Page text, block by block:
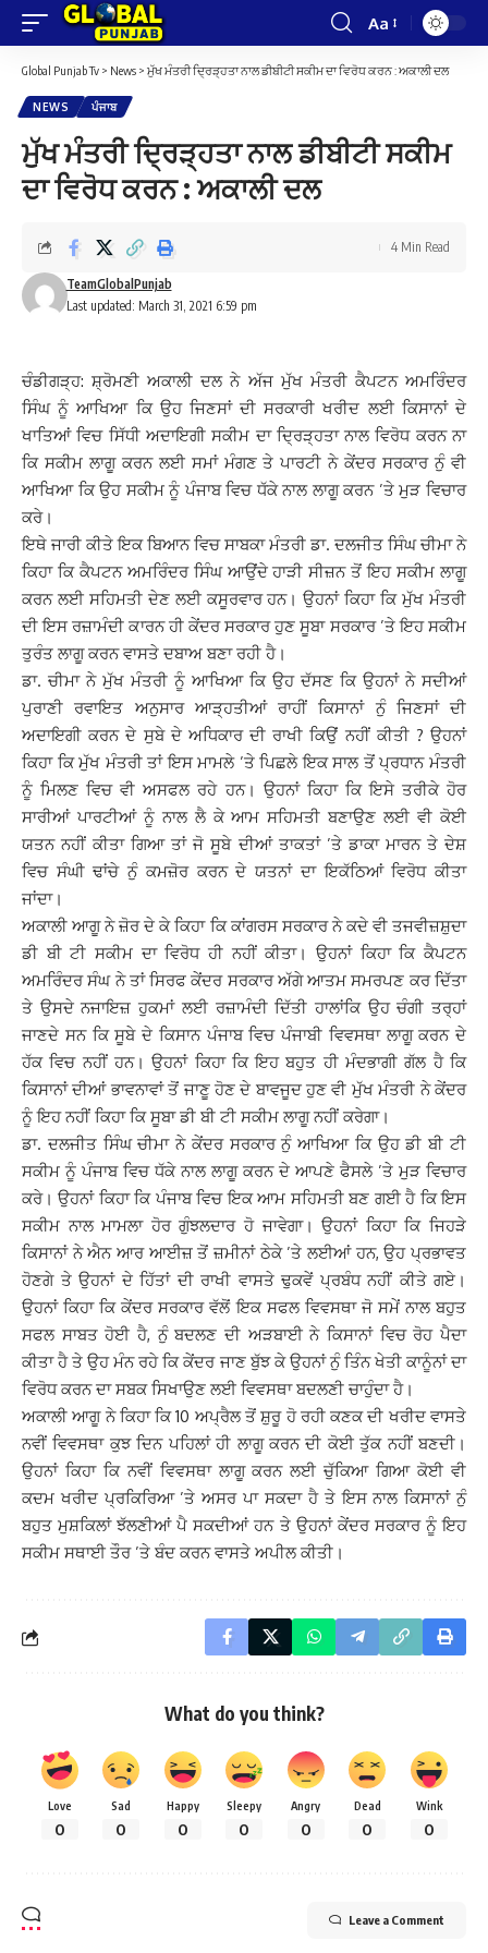
Font
Aa
Global Punjab Tv > News > ਮੁੱਖ ਮੰਤਰੀ ਦ੍ਰਿੜ੍ਹਤਾ ਨਾਲ ਡੀਬੀਟੀ ਸਕੀਮ ਦਾ ਵਿਰੋਧ ਕਰਨ : ਅਕਾਲੀ ਦਲ
NEWS ਪੰਜਾਬ
ਮੁੱਖ ਮੰਤਰੀ ਦ੍ਰਿੜ੍ਹਤਾ ਨਾਲ ਡੀਬੀਟੀ ਸਕੀਮ
ਦਾ ਵਿਰੋਧ ਕਰਨ : ਅਕਾਲੀ ਦਲ
Last updated: March 31, 2021 6:59 pm
TeamGlobalPunjab
4 Min Read
ਚੰਡੀਗੜ੍ਹ: ਸ਼੍ਰੋਮਣੀ ਅਕਾਲੀ ਦਲ ਨੇ ਅੱਜ ਮੁੱਖ ਮੰਤਰੀ ਕੈਪਟਨ ਅਮਰਿੰਦਰ
ਸਿੰਘ ਨੂੰ ਆਖਿਆ ਕਿ ਉਹ ਜਿਣਸਾਂ ਦੀ ਸਰਕਾਰੀ ਖਰੀਦ ਲਈ ਕਿਸਾਨਾਂ ਦੇ
ਖਾਤਿਆਂ ਵਿਚ ਸਿੱਧੀ ਅਦਾਇਗੀ ਸਕੀਮ ਦਾ ਦ੍ਰਿੜ੍ਹਤਾ ਨਾਲ ਵਿਰੋਧ ਕਰਨ ਨਾ
ਕਿ ਸਕੀਮ ਲਾਗੂ ਕਰਨ ਲਈ ਸਮਾਂ ਮੰਗਣ ਤੇ ਪਾਰਟੀ ਨੇ ਕੇਂਦਰ ਸਰਕਾਰ ਨੁੰ ਵੀ
ਆਖਿਆ ਕਿ ਉਹ ਸਕੀਮ ਨੂੰ ਪੰਜਾਬ ਵਿਚ ਧੱਕੇ ਨਾਲ ਲਾਗੂ ਕਰਨ ’ਤੇ ਮੁੜ ਵਿਚਾਰ
ਕਰੇ।
ਇਥੇ ਜਾਰੀ ਕੀਤੇ ਇਕ ਬਿਆਨ ਵਿਚ ਸਾਬਕਾ ਮੰਤਰੀ ਡਾ. ਦਲਜੀਤ ਸਿੰਘ ਚੀਮਾ ਨੇ
ਕਿਹਾ ਕਿ ਕੈਪਟਨ ਅਮਰਿੰਦਰ ਸਿੰਘ ਆਉਂਦੇ ਹਾੜੀ ਸੀਜ਼ਨ ਤੋਂ ਇਹ ਸਕੀਮ ਲਾਗੂ
ਕਰਨ ਲਈ ਸਹਿਮਤੀ ਦੇਣ ਲਈ ਕਸੂਰਵਾਰ ਹਨ। ਉਹਨਾਂ ਕਿਹਾ ਕਿ ਮੁੱਖ ਮੰਤਰੀ
ਦੀ ਇਸ ਰਜ਼ਾਮੰਦੀ ਕਾਰਨ ਹੀ ਕੇਂਦਰ ਸਰਕਾਰ ਹੁਣ ਸੂਬਾ ਸਰਕਾਰ ’ਤੇ ਇਹ ਸਕੀਮ
ਤੁਰੰਤ ਲਾਗੂ ਕਰਨ ਵਾਸਤੇ ਦਬਾਅ ਬਣਾ ਰਹੀ ਹੈ।
ਡਾ. ਚੀਮਾ ਨੇ ਮੁੱਖ ਮੰਤਰੀ ਨੂੰ ਆਖਿਆ ਕਿ ਉਹ ਦੱਸਣ ਕਿ ਉਹਨਾਂ ਨੇ ਸਦੀਆਂ
ਪੁਰਾਣੀ ਰਵਾਇਤ ਅਨੁਸਾਰ ਆੜ੍ਹਤੀਆਂ ਰਾਹੀਂ ਕਿਸਾਨਾਂ ਨੁੰ ਜਿਣਸਾਂ ਦੀ
ਅਦਾਇਗੀ ਕਰਨ ਦੇ ਸੁਬੇ ਦੇ ਅਧਿਕਾਰ ਦੀ ਰਾਖੀ ਕਿਉਂ ਨਹੀਂ ਕੀਤੀ ? ਉਹਨਾਂ
ਕਿਹਾ ਕਿ ਮੁੱਖ ਮੰਤਰੀ ਤਾਂ ਇਸ ਮਾਮਲੇ ’ਤੇ ਪਿਛਲੇ ਇਕ ਸਾਲ ਤੋਂ ਪ੍ਰਧਾਨ ਮੰਤਰੀ
ਨੂੰ ਮਿਲਣ ਵਿਚ ਵੀ ਅਸਫਲ ਰਹੇ ਹਨ। ਉਹਨਾਂ ਕਿਹਾ ਕਿ ਇਸੇ ਤਰੀਕੇ ਹੋਰ
ਸਾਰੀਆਂ ਪਾਰਟੀਆਂ ਨੂੰ ਨਾਲ ਲੈ ਕੇ ਆਮ ਸਹਿਮਤੀ ਬਣਾਉਣ ਲਈ ਵੀ ਕੋਈ
ਯਤਨ ਨਹੀਂ ਕੀਤਾ ਗਿਆ ਤਾਂ ਜੋ ਸੂਬੇ ਦੀਆਂ ਤਾਕਤਾਂ ’ਤੇ ਡਾਕਾ ਮਾਰਨ ਤੇ ਦੇਸ਼
ਵਿਚ ਸੰਘੀ ਢਾਂਚੇ ਨੁੰ ਕਮਜ਼ੋਰ ਕਰਨ ਦੇ ਯਤਨਾਂ ਦਾ ਇਕੱਠਿਆਂ ਵਿਰੋਧ ਕੀਤਾ
ਜਾਂਦਾ।
ਅਕਾਲੀ ਆਗੂ ਨੇ ਜ਼ੋਰ ਦੇ ਕੇ ਕਿਹਾ ਕਿ ਕਾਂਗਰਸ ਸਰਕਾਰ ਨੇ ਕਦੇ ਵੀ ਤਜਵੀਜ਼ਸ਼ੁਦਾ
ਡੀ ਬੀ ਟੀ ਸਕੀਮ ਦਾ ਵਿਰੋਧ ਹੀ ਨਹੀਂ ਕੀਤਾ। ਉਹਨਾਂ ਕਿਹਾ ਕਿ ਕੈਪਟਨ
ਅਮਰਿੰਦਰ ਸੰਘ ਨੇ ਤਾਂ ਸਿਰਫ ਕੇਂਦਰ ਸਰਕਾਰ ਅੱਗੇ ਆਤਮ ਸਮਰਪਣ ਕਰ ਦਿੱਤਾ
ਤੇ ਉਸਦੇ ਨਜਾਇਜ਼ ਹੁਕਮਾਂ ਲਈ ਰਜ਼ਾਮੰਦੀ ਦਿੱਤੀ ਹਾਲਾਂਕਿ ਉਹ ਚੰਗੀ ਤਰ੍ਹਾਂ
ਜਾਣਦੇ ਸਨ ਕਿ ਸੂਬੇ ਦੇ ਕਿਸਾਨ ਪੰਜਾਬ ਵਿਚ ਪੰਜਾਬੀ ਵਿਵਸਥਾ ਲਾਗੂ ਕਰਨ ਦੇ
ਹੱਕ ਵਿਚ ਨਹੀਂ ਹਨ। ਉਹਨਾਂ ਕਿਹਾ ਕਿ ਇਹ ਬਹੁਤ ਹੀ ਮੰਦਭਾਗੀ ਗੱਲ ਹੈ ਕਿ
ਕਿਸਾਨਾਂ ਦੀਆਂ ਭਾਵਨਾਵਾਂ ਤੋਂ ਜਾਣੂ ਹੋਣ ਦੇ ਬਾਵਜੂਦ ਹੁਣ ਵੀ ਮੁੱਖ ਮੰਤਰੀ ਨੇ ਕੇਂਦਰ
ਨੂੰ ਇਹ ਨਹੀਂ ਕਿਹਾ ਕਿ ਸੂਬਾ ਡੀ ਬੀ ਟੀ ਸਕੀਮ ਲਾਗੂ ਨਹੀਂ ਕਰੇਗਾ।
ਡਾ. ਦਲਜੀਤ ਸਿੰਘ ਚੀਮਾ ਨੇ ਕੇਂਦਰ ਸਰਕਾਰ ਨੁੰ ਆਖਿਆ ਕਿ ਉਹ ਡੀ ਬੀ ਟੀ
ਸਕੀਮ ਨੂੰ ਪੰਜਾਬ ਵਿਚ ਧੱਕੇ ਨਾਲ ਲਾਗੂ ਕਰਨ ਦੇ ਆਪਣੇ ਫੈਸਲੇ ’ਤੇ ਮੁੜ ਵਿਚਾਰ
ਕਰੇ। ਉਹਨਾਂ ਕਿਹਾ ਕਿ ਪੰਜਾਬ ਵਿਚ ਇਕ ਆਮ ਸਹਿਮਤੀ ਬਣ ਗਈ ਹੈ ਕਿ ਇਸ
ਸਕੀਮ ਨਾਲ ਮਾਮਲਾ ਹੋਰ ਗੁੰਝਲਦਾਰ ਹੋ ਜਾਵੇਗਾ। ਉਹਨਾਂ ਕਿਹਾ ਕਿ ਜਿਹੜੇ
ਕਿਸਾਨਾਂ ਨੇ ਐਨ ਆਰ ਆਈਜ਼ ਤੋਂ ਜ਼ਮੀਨਾਂ ਠੇਕੇ ’ਤੇ ਲਈਆਂ ਹਨ, ਉਹ ਪ੍ਰਭਾਵਤ
ਹੋਣਗੇ ਤੇ ਉਹਨਾਂ ਦੇ ਹਿੱਤਾਂ ਦੀ ਰਾਖੀ ਵਾਸਤੇ ਢੁਕਵੇਂ ਪ੍ਰਬੰਧ ਨਹੀਂ ਕੀਤੇ ਗਏ।
ਉਹਨਾਂ ਕਿਹਾ ਕਿ ਕੇਂਦਰ ਸਰਕਾਰ ਵੱਲੋਂ ਇਕ ਸਫਲ ਵਿਵਸਥਾ ਜੋ ਸਮੇਂ ਨਾਲ ਬਹੁਤ
ਸਫਲ ਸਾਬਤ ਹੋਈ ਹੈ, ਨੁੰ ਬਦਲਣ ਦੀ ਅੜਬਾਈ ਨੇ ਕਿਸਾਨਾਂ ਵਿਚ ਰੋਹ ਪੈਦਾ
ਕੀਤਾ ਹੈ ਤੇ ਉਹ ਮੰਨ ਰਹੇ ਕਿ ਕੇਂਦਰ ਜਾਣ ਬੁੱਝ ਕੇ ਉਹਨਾਂ ਨੁੰ ਤਿੰਨ ਖੇਤੀ ਕਾਨੂੰਨਾਂ ਦਾ
ਵਿਰੋਧ ਕਰਨ ਦਾ ਸਬਕ ਸਿਖਾਉਣ ਲਈ ਵਿਵਸਥਾ ਬਦਲਣੀ ਚਾਹੁੰਦਾ ਹੈ।
ਅਕਾਲੀ ਆਗੂ ਨੇ ਕਿਹਾ ਕਿ 10 ਅਪ੍ਰੈਲ ਤੋਂ ਸ਼ੁਰੂ ਹੋ ਰਹੀ ਕਣਕ ਦੀ ਖਰੀਦ ਵਾਸਤੇ
ਨਵੀਂ ਵਿਵਸਥਾ ਕੁਝ ਦਿਨ ਪਹਿਲਾਂ ਹੀ ਲਾਗੂ ਕਰਨ ਦੀ ਕੋਈ ਤੁੱਕ ਨਹੀਂ ਬਣਦੀ।
ਉਹਨਾਂ ਕਿਹਾ ਕਿ ਨਵੀਂ ਵਿਵਸਥਾ ਲਾਗੂ ਕਰਨ ਲਈ ਚੁੱਕਿਆ ਗਿਆ ਕੋਈ ਵੀ
ਕਦਮ ਖਰੀਦ ਪ੍ਰਕਿਰਿਆ ’ਤੇ ਅਸਰ ਪਾ ਸਕਦਾ ਹੈ ਤੇ ਇਸ ਨਾਲ ਕਿਸਾਨਾਂ ਨੁੰ
ਬਹੁਤ ਮੁਸ਼ਕਿਲਾਂ ਝੱਲਣੀਆਂ ਪੈ ਸਕਦੀਆਂ ਹਨ ਤੇ ਉਹਨਾਂ ਕੇਂਦਰ ਸਰਕਾਰ ਨੂੰ ਇਹ
ਸਕੀਮ ਸਥਾਈ ਤੌਰ ’ਤੇ ਬੰਦ ਕਰਨ ਵਾਸਤੇ ਅਪੀਲ ਕੀਤੀ।
What do you think?
Love
0
Sad
0
Happy
0
Sleepy
0
Angry
0
Dead
0
Wink
0
Leave a Comment